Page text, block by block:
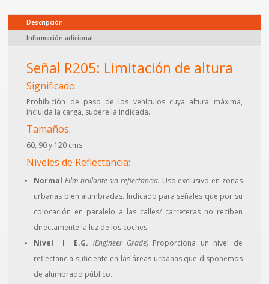
Descripción
Información adicional
Señal R205: Limitación de altura
Significado:
Prohibición de paso de los vehículos cuya altura máxima,
incluida la carga, supere la indicada.
Tamaños:
60, 90 y 120 cms.
Niveles de Reflectancia:
Normal Film brillante sin reflectancia. Uso exclusivo en zonas
urbanas bien alumbradas. Indicado para señales que por su
colocación en paralelo a las calles/ carreteras no reciben
directamente la luz de los coches.
Nivel I E.G. (Engineer Grade)Proporciona un nivel de
reflectancia suficiente en las áreas urbanas que disponemos
de alumbrado público.